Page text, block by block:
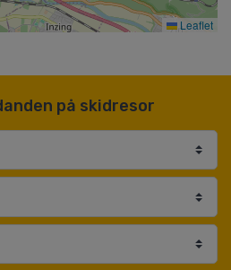
Leaflet
på skidresor